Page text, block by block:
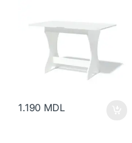
1.190 MDL